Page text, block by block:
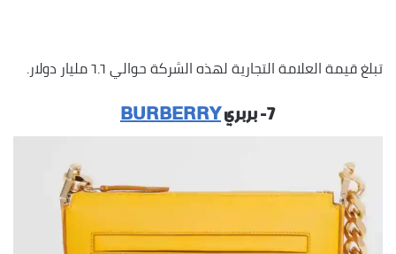
تبلغ قيمة العلامة التجارية لهذه الشركة حوالي ٦.٦ مليار دولار.
٧- بربري BURBERRY